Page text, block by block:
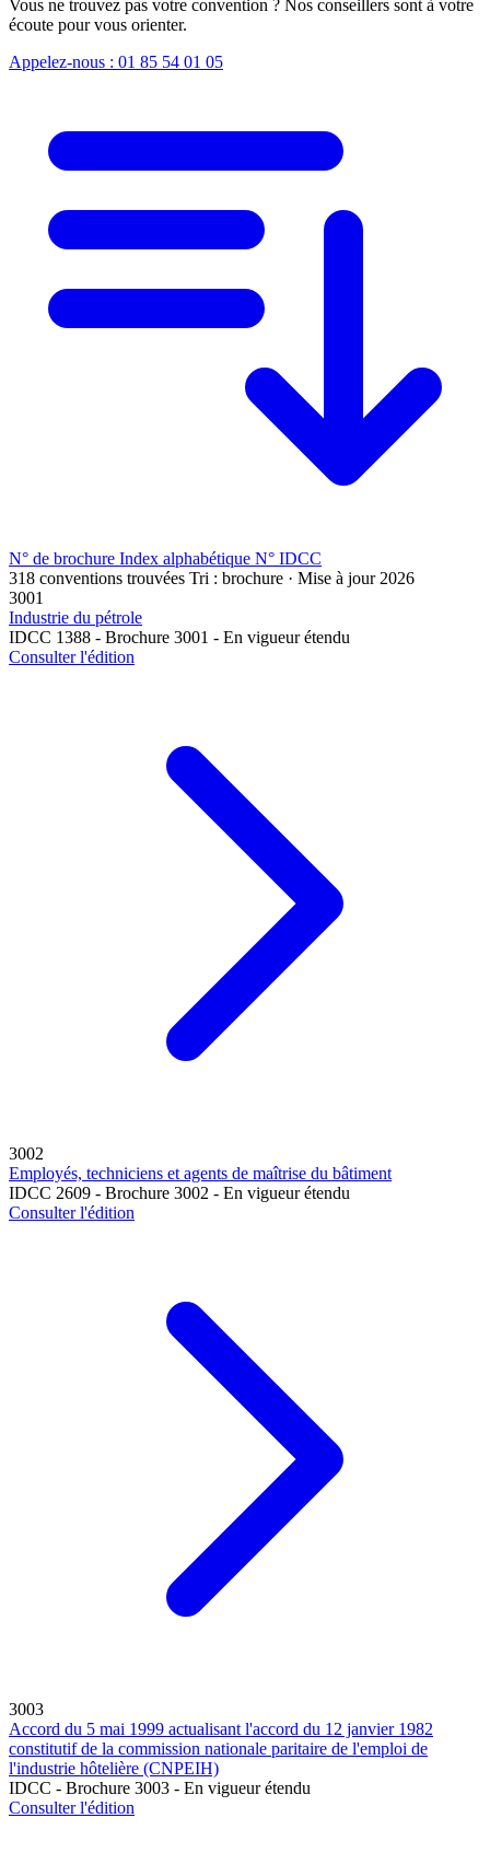
Vous ne trouvez pas votre convention ? Nos conseillers sont à votre
écoute pour vous orienter.
Appelez-nous : 01 85 54 01 05
N° de brochure Index alphabétique N° IDCC
318 conventions trouvées Tri : brochure · Mise à jour 2026
3001
Industrie du pétrole
IDCC 1388 - Brochure 3001 - En vigueur étendu
Consulter l'édition
3002
Employés, techniciens et agents de maîtrise du bâtiment
IDCC 2609 - Brochure 3002 - En vigueur étendu
Consulter l'édition
3003
Accord du 5 mai 1999 actualisant l'accord du 12 janvier 1982
constitutif de la commission nationale paritaire de l'emploi de
l'industrie hôtelière (CNPEIH)
IDCC - Brochure 3003 - En vigueur étendu
Consulter l'édition